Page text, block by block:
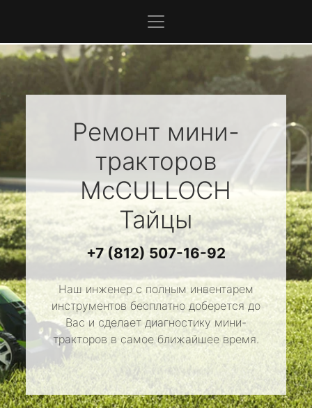
Ремонт мини-
тракторов
McCULLOCH
Тайцы
+7 (812) 507-16-92
Наш инженер с полным инвентарем
инструментов бесплатно доберется до
Вас и сделает диагностику мини-
тракторов в самое ближайшее время.